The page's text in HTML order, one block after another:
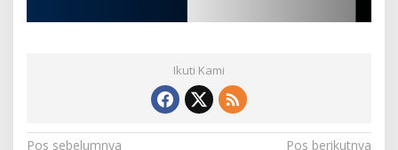
Ikuti Kami
Pos sebelumnya
Pos berikutnya